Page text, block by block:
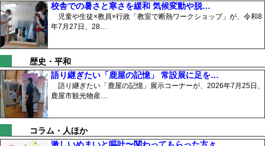
校舎での暑さと寒さを緩和 気候変動や脱…
児童や生徒×教員×行政「教室で断熱ワークショップ」が、令和8
年7月27日、28…
歴史・平和
語り継ぎたい「鹿屋の記憶」 常設展に足を…
語り継ぎたい「鹿屋の記憶」展示コーナーが、2026年7月25日、
鹿屋市観光物産…
コラム・人ほか
激しいめまいと嘔吐〜関わってもらった方々…